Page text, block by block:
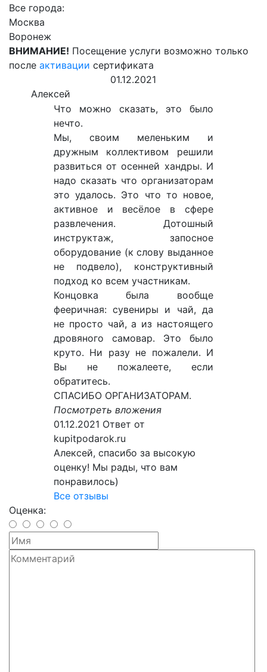
Все города:
Москва
Воронеж
ВНИМАНИЕ! Посещение услуги возможно только
после активации сертификата
01.12.2021
Алексей
Что можно сказать, это было
нечто.
Мы, своим меленьким и
дружным коллективом решили
развиться от осенней хандры. И
надо сказать что организаторам
это удалось. Это что то новое,
активное и весёлое в сфере
развлечения. Дотошный
инструктаж, запосное
оборудование (к слову выданное
не подвело), конструктивный
подход ко всем участникам.
Концовка была вообще
фееричная: сувениры и чай, да
не просто чай, а из настоящего
дровяного самовар. Это было
круто. Ни разу не пожалели. И
Вы не пожалеете, если
обратитесь.
СПАСИБО ОРГАНИЗАТОРАМ.
Посмотреть вложения
01.12.2021 Ответ от
kupitpodarok.ru
Алексей, спасибо за высокую
оценку! Мы рады, что вам
понравилось)
Все отзывы
Оценка: